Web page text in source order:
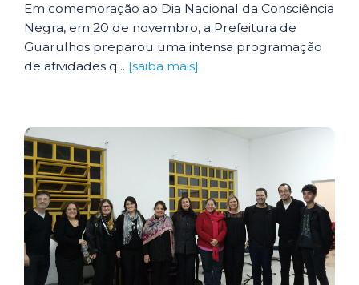
Em comemoração ao Dia Nacional da Consciência
Negra, em 20 de novembro, a Prefeitura de
Guarulhos preparou uma intensa programação
de atividades q... [saiba mais]